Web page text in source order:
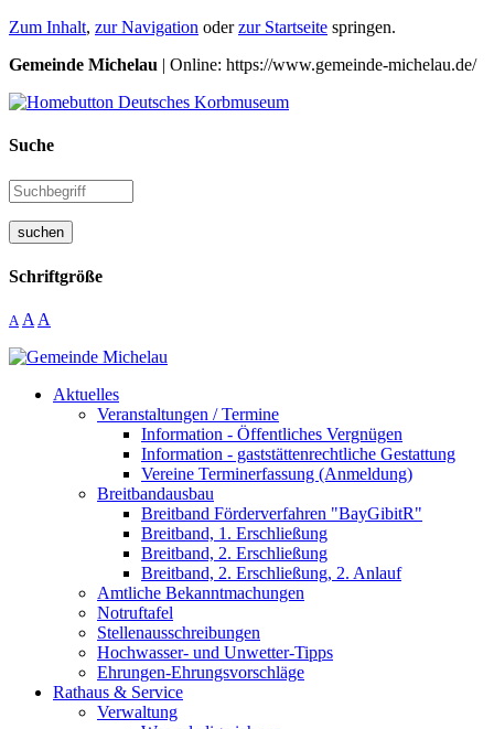
Zum Inhalt, zur Navigation oderzur Startseite springen.
Gemeinde Michelau | Online: https://www.gemeinde-michelau.de/
Suche
suchen
Schriftgröße
A A A
Aktuelles
Veranstaltungen / Termine
Information - Öffentliches Vergnügen
Information - gaststättenrechtliche Gestattung
Vereine Terminerfassung (Anmeldung)
Breitbandausbau
Breitband Förderverfahren "BayGibitR"
Breitband, 1. Erschließung
Breitband, 2. Erschließung
Breitband, 2. Erschließung, 2. Anlauf
Amtliche Bekanntmachungen
Notruftafel
Stellenausschreibungen
Hochwasser- und Unwetter-Tipps
Ehrungen-Ehrungsvorschläge
Rathaus & Service
Verwaltung